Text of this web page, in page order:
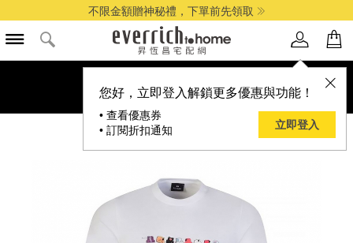
不限金額贈神秘禮，下單前先領取
您好，立即登入解鎖更多優惠與功能！
• 查看優惠券
• 訂閱折扣通知
立即登入